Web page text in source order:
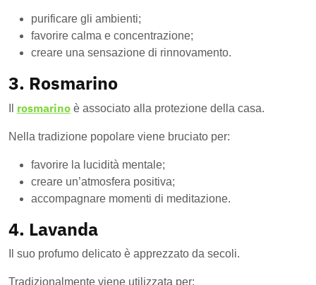
purificare gli ambienti;
favorire calma e concentrazione;
creare una sensazione di rinnovamento.
3. Rosmarino
rosmarino è associato alla protezione della casa.
Nella tradizione popolare viene bruciato per:
favorire la lucidità mentale;
creare un’atmosfera positiva;
accompagnare momenti di meditazione.
4. Lavanda
Il suo profumo delicato è apprezzato da secoli.
Tradizionalmente viene utilizzata per: